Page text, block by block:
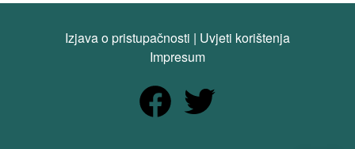
Izjava o pristupačnosti | Uvjeti korištenja
Impresum